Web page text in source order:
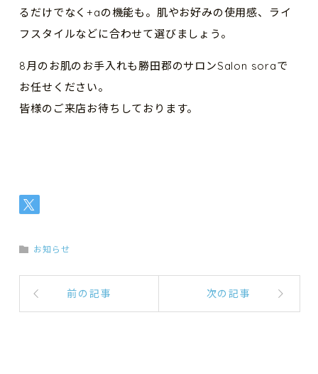
るだけでなく+aの機能も。肌やお好みの使用感、ライ
フスタイルなどに合わせて選びましょう。
8月のお肌のお手入れも勝田郡のサロンSalon soraで
お任せください。
皆様のご来店お待ちしております。
お知らせ
前の記事 次の記事